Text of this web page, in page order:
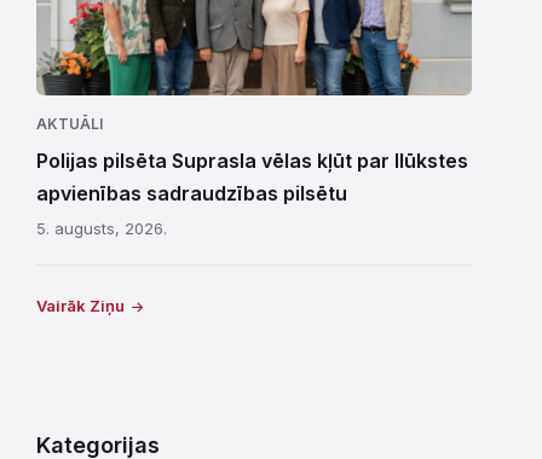
AKTUĀLI
Polijas pilsēta Suprasla vēlas kļūt par Ilūkstes
apvienības sadraudzības pilsētu
5. augusts, 2026.
Vairāk Ziņu
Kategorijas